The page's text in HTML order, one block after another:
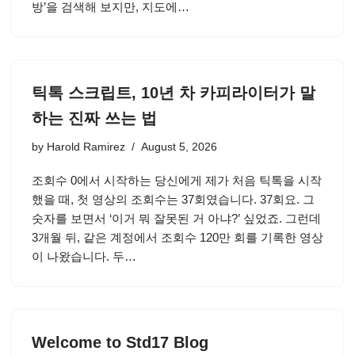
방’을 검색해 보지만, 지도에…
틱톡 스크립트, 10년 차 카피라이터가 말
하는 진짜 쓰는 법
by Harold Ramirez August 5, 2026
조회수 0에서 시작하는 당신에게 제가 처음 틱톡을 시작
했을 때, 첫 영상의 조회수는 37회였습니다. 37회요. 그
숫자를 보면서 ‘이거 뭐 잘못된 거 아냐?’ 싶었죠. 그런데
3개월 뒤, 같은 계정에서 조회수 120만 회를 기록한 영상
이 나왔습니다. 두…
Welcome to Std17 Blog